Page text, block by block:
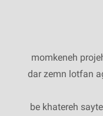
momkeneh
dar zemn lotfan
be khatereh